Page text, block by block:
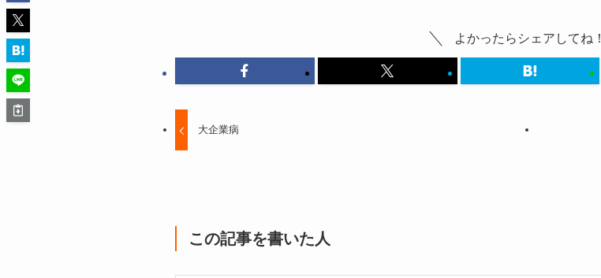
よかったらシェアしてね！
大企業病
この記事を書いた人